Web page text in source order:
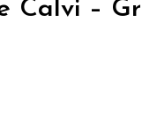
Calvi –